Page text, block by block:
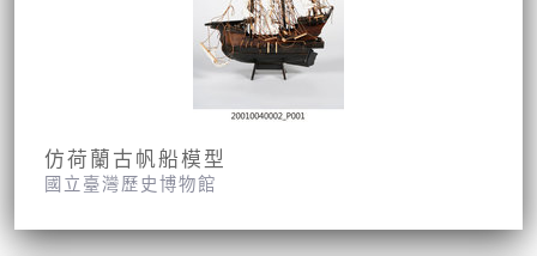
仿荷蘭古帆船模型
國立臺灣歷史博物館